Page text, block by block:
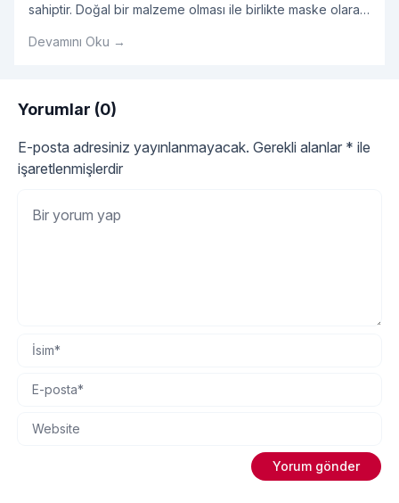
sahiptir. Doğal bir malzeme olması ile birlikte maske olarak
Devamını Oku →
Yorumlar (0)
E-posta adresiniz yayınlanmayacak. Gerekli alanlar * ile
işaretlenmişlerdir